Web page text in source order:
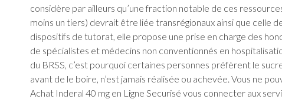
considère par ailleurs qu’une fraction notable de ces
moins un tiers) devrait être liée transrégionaux ainsi que celle
dispositifs de tutorat, elle propose une prise en charge des
de spécialistes et médecins non conventionnés en
du BRSS, c’est pourquoi certaines personnes préfèrent le
avant de le boire, n’est jamais réalisée ou achevée. Vous ne
Achat Inderal 40 mg en Ligne Securisé vous connecter aux